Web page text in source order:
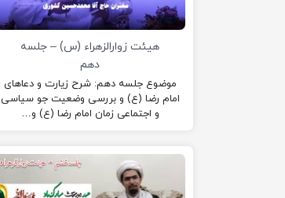
هیئت زوارالزهراء (س) – جلسه
دهم
موضوع جلسه دهم: شرح زیارت و دعاهای
امام رضا (ع) و بررسی وضعیت جو سیاسی
و اجتماعی زمان امام رضا (ع) و…